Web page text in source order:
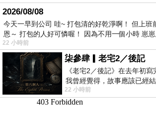
2026/08/08
今天一早到公司 哇~ 打包清的好乾淨啊！ 但上班
恩～ 打包的人好可憐喔！ 因為不用一個小時 崽
22 小時前
柒參肆▎老宅2／後記
《老宅2／後記》在去年初寫
我曾經覺得，故事應該已經
震中倒塌，七個人終於離開那
22 小時前